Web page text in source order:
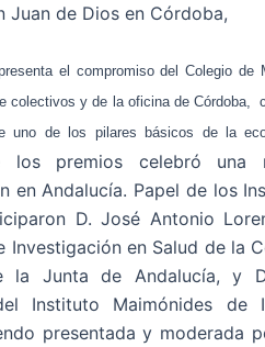
Juan de Dios en Córdoba,
el compromiso del Colegio
colectivos y de la oficina de
uno de los pilares básicos de la
los premios celebró una
en Andalucía. Papel de los
D. José Antonio
Investigación en Salud de la
la Junta de Andalucía, y
Instituto Maimónides de
presentada y moderada